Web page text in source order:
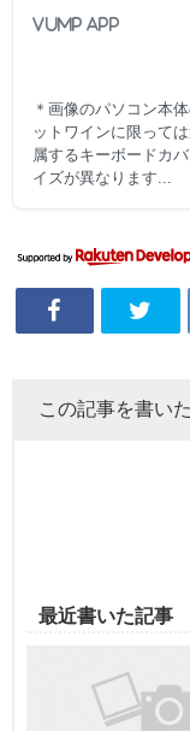
vump app
＊画像のパソコン本
ットワインに限って
属するキーボードカ
イズが異なります...
この記事を書い
最近書いた記事